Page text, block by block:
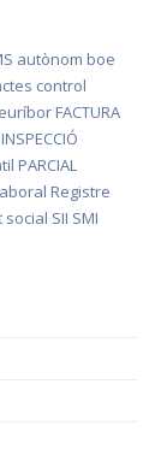
autònom boe
control
euríbor FACTURA
INSPECCIÓ
PARCIAL
Registre
social SII SMI